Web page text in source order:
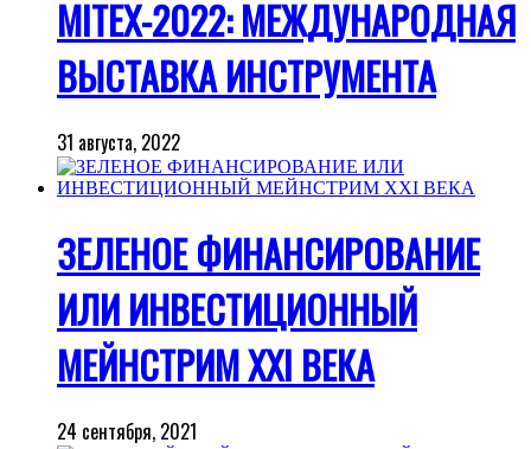
MITEX-2022: МЕЖДУНАРОДНАЯ
ВЫСТАВКА ИНСТРУМЕНТА
31 августа, 2022
ЗЕЛЕНОЕ ФИНАНСИРОВАНИЕ
ИЛИ ИНВЕСТИЦИОННЫЙ
МЕЙНСТРИМ XXI ВЕКА
24 сентября, 2021